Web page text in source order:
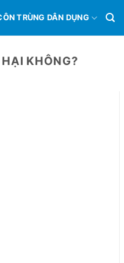
TRÙNG DÂN DỤNG
KHÔNG?